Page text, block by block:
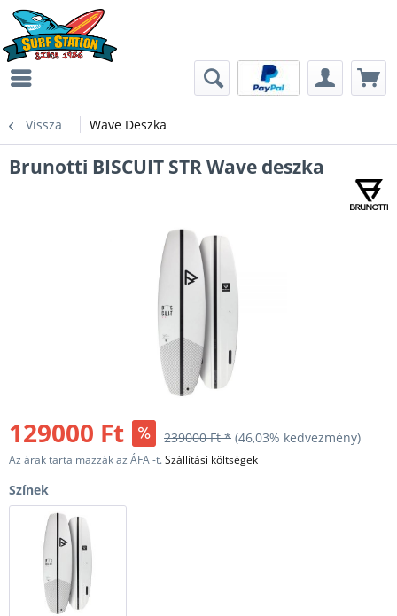
Vissza Wave Deszka
Brunotti BISCUIT STR Wave deszka
129000 Ft 239000 Ft * (46,03% kedvezmény)
Az árak tartalmazzák az ÁFA -t.Szállítási költségek
Színek